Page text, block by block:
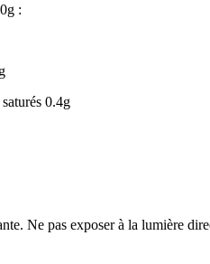
:
0.4g
Ne pas exposer à la lumière